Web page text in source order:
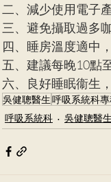
二、減少使用電子
三、避免攝取過多咖
四、睡房溫度適中
五、建議每晚10點
六、良好睡眠衞生
吳健聰醫生呼吸系統科
呼吸系統科
吳健聰醫生